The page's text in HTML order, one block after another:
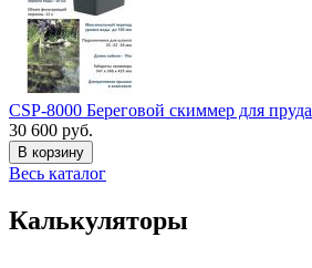
CSP-8000 Береговой скиммер для пруда
30 600 руб.
В корзину
Весь каталог
Калькуляторы